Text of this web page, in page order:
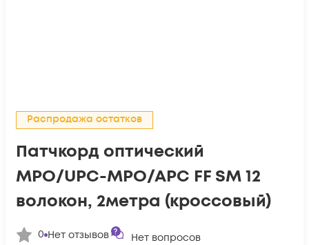
Распродажа остатков
Патчкорд оптический
MPO/UPC-MPO/APC FF SM 12
волокон, 2метра (кроссовый)
0 Нет отзывов Нет вопросов